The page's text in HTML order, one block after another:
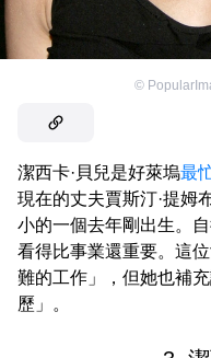
©
潔西卡·貝兒是好萊塢最
現在的丈夫賈斯汀·提姆
小的一個去年剛出生。
看得比事業還重要。這
難的工作」，但她也補
歷」。